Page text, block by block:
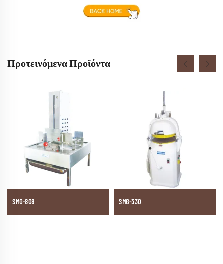
Προτεινόμενα Προϊόντα
SMG-808 SMG-330